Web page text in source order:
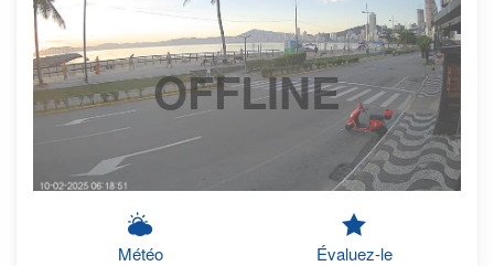
OFFLINE
Météo Évaluez-le